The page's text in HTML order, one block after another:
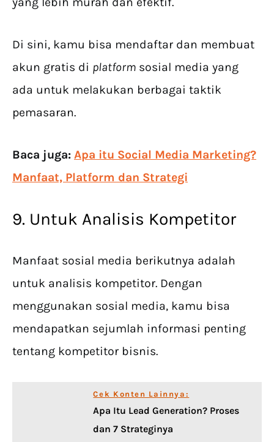
Di sini, kamu bisa mendaftar dan membuat
akun gratis di platform sosial media yang
ada untuk melakukan berbagai taktik
pemasaran.
Baca juga: Apa itu Social Media Marketing?
Manfaat, Platform dan Strategi
9. Untuk Analisis Kompetitor
Manfaat sosial media berikutnya adalah
untuk analisis kompetitor. Dengan
menggunakan sosial media, kamu bisa
mendapatkan sejumlah informasi penting
tentang kompetitor bisnis.
Cek Konten Lainnya:
Apa Itu Lead Generation? Proses
dan 7 Strateginya